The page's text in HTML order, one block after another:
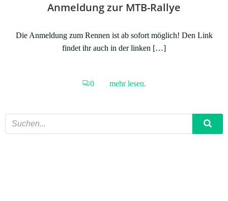
Anmeldung zur MTB-Rallye
Die Anmeldung zum Rennen ist ab sofort möglich! Den Link
findet ihr auch in der linken […]
0 mehr lesen.